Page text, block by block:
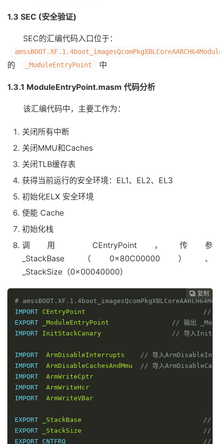
1.3 SEC (安全验证)
SEC的汇编代码入口位于：
的 _ModuleEntryPoint 中
1.3.1 ModuleEntryPoint.masm 代码分析
该汇编代码中，主要工作为：
关闭所有中断
关闭MMU和Caches
关闭TLB缓存表
获得当前运行的安全环境：EL1、EL2、EL3
初始化ELX 安全环境
使能 Cache
初始化栈
调用 CEntryPoint，传参
_StackBase（0x80C00000）、
_StackSize（0x00040000）
 复制
 复制
 复制
 复制
 复制
 复制
 复制
 复制
 复制
 复制
 复制
 复制
 复制
#
IMPORT CEntryPoint
//
EXPORT
_ModuleEntryPoint
// 输出
IMPORT InitStackCanary // 导入
IMPORT ArmDisableInterrupts
// 导入
IMPORT ArmDisableCachesAndMmu
// 导入
IMPORT ArmWriteCptr
IMPORT ArmWriteHcr
IMPORT ArmWriteVBar
EXPORT _StackBase
// 输
EXPORT
_StackSize
// 输
// 输